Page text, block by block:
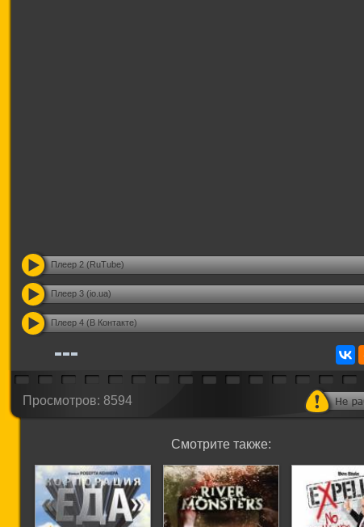
Плеер 2 (RuTube)
Плеер 3 (io.ua)
Плеер 4 (В Контакте)
Просмотров: 8594
Смотрите также: